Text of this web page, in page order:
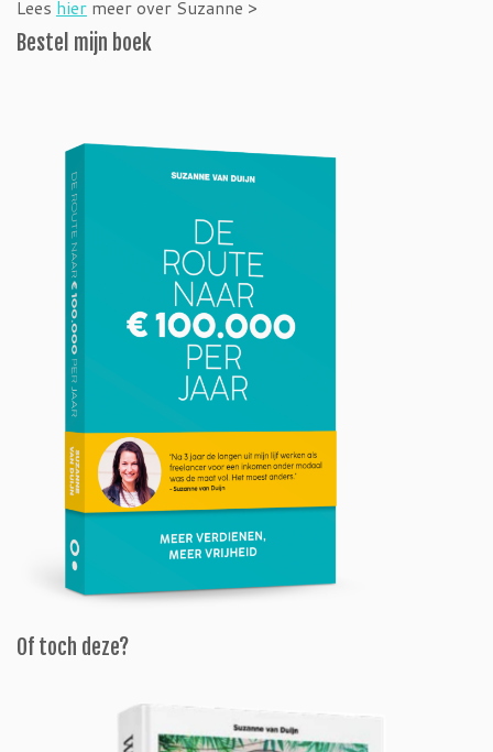
Lees hier meer over Suzanne >
Bestel mijn boek
Of toch deze?